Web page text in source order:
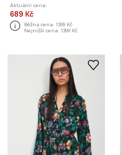
Aktuální cena:
689 Kč
Běžná cena: 1399 Kč
Nejnižší cena: 1399 Kč